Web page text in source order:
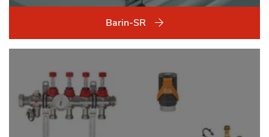
Barin-SR